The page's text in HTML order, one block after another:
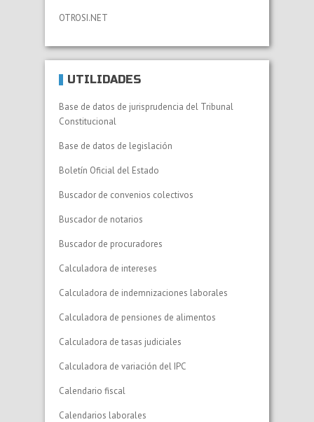
OTROSI.NET
UTILIDADES
Base de datos de jurisprudencia del Tribunal
Constitucional
Base de datos de legislación
Boletín Oficial del Estado
Buscador de convenios colectivos
Buscador de notarios
Buscador de procuradores
Calculadora de intereses
Calculadora de indemnizaciones laborales
Calculadora de pensiones de alimentos
Calculadora de tasas judiciales
Calculadora de variación del IPC
Calendario fiscal
Calendarios laborales